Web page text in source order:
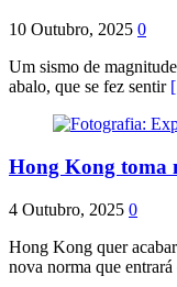
10 Outubro, 2025 0
Um sismo de
abalo, que se fez sentir
Hong Kong toma
4 Outubro, 2025 0
Hong Kong quer
nova norma que